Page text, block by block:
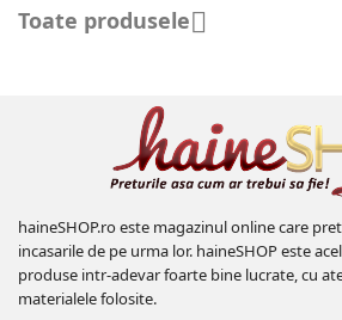
Toate produsele
haineSHOP.ro este magazinul online care
incasarile de pe urma lor. haineSHOP este
produse intr-adevar foarte bine lucrate, cu
materialele folosite.